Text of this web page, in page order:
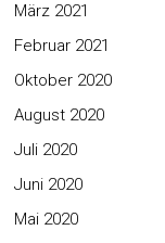
März 2021
Februar 2021
Oktober 2020
August 2020
Juli 2020
Juni 2020
Mai 2020